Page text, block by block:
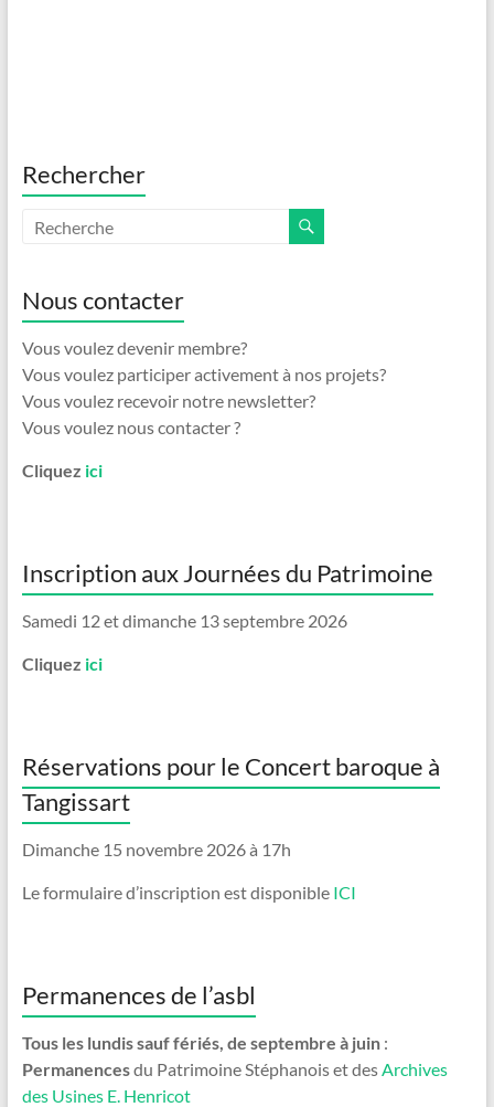
Rechercher
Nous contacter
Vous voulez devenir membre?
Vous voulez participer activement à nos projets?
Vous voulez recevoir notre newsletter?
Vous voulez nous contacter ?
Cliquez ici
Inscription aux Journées du Patrimoine
Samedi 12 et dimanche 13 septembre 2026
Cliquez ici
Réservations pour le Concert baroque à
Tangissart
Dimanche 15 novembre 2026 à 17h
Le formulaire d’inscription est disponible ICI
Permanences de l’asbl
Tous les lundis sauf fériés, de septembre à juin:
Permanencesdu Patrimoine Stéphanois et desArchives
des Usines E. Henricot